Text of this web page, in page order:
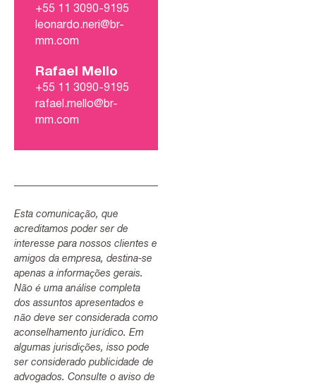
+55 11 3090-9195
leonardo.neri@br-
mm.com
Rafael Mello
+55 11 3090-9195
rafael.mello@br-
mm.com
Esta comunicação, que
acreditamos poder ser de
interesse para nossos clientes e
amigos da empresa, destina-se
apenas a informações gerais.
Não é uma análise completa
dos assuntos apresentados e
não deve ser considerada como
aconselhamento jurídico. Em
algumas jurisdições, isso pode
ser considerado publicidade de
advogados. Consulte o aviso de